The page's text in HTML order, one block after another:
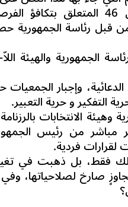
المواطنات والمواطنين،
قبل رئاسة الجمهورية
والهيئة
الدعائية، وإجبار
التفكير و حرية التعبير.
وهيئة الانتخابات
مباشر من رئيس
لقرارات فردية.
فقط، بل ذهبت في
صارخ لصلاحياتها،